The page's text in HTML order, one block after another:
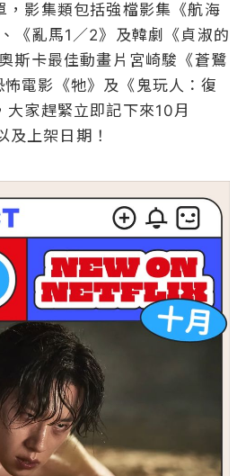
，影集類包括強檔影集《航海
《亂馬1／2》及韓劇《貞淑的
斯卡最佳動畫片宮崎駿《蒼鷺
電影《牠》及《鬼玩人：復
家趕緊立即記下來10月
上架日期！